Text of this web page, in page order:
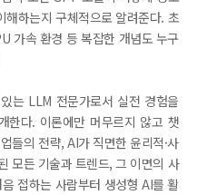
하는지 구체적으로 알려준다. 초
가속 환경 등 복잡한 개념도 누구
는 LLM 전문가로서 실전 경험을
한다. 이론에만 머무르지 않고 챗
들의 전략, AI가 직면한 윤리적·사
모든 기술과 트렌드, 그 이면의 사
접하는 사람부터 생성형 AI를 활